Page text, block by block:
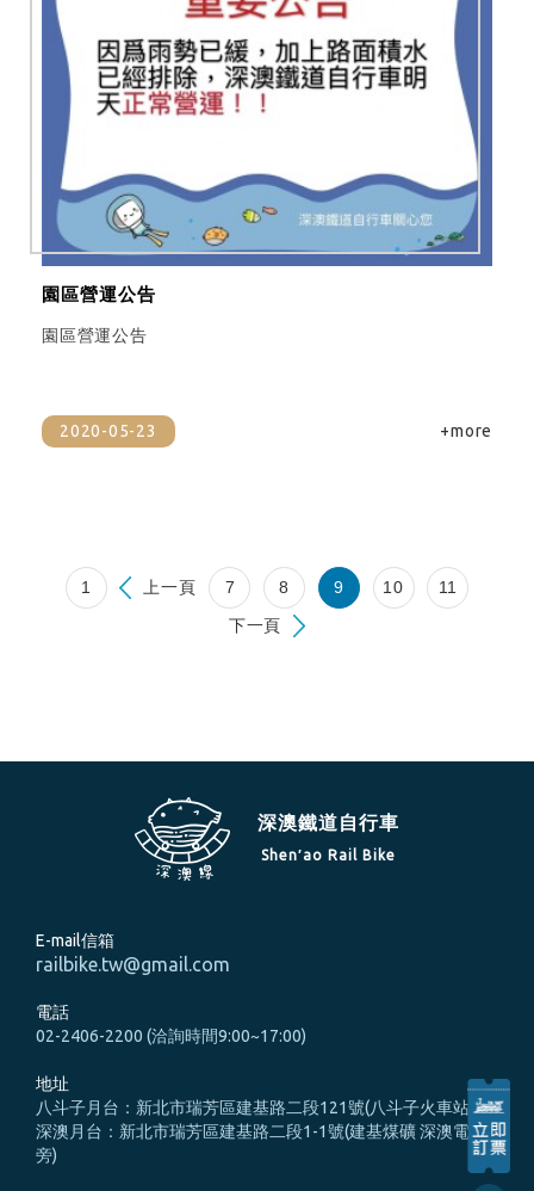
園區營運公告
園區營運公告
2020-05-23 +more
1 上一頁 7 8 9 10
11
下一頁
深澳鐵道自行車
Shen′ao Rail Bike
E-mail信箱
railbike.tw@gmail.com
電話
02-2406-2200 (洽詢時間9:00~17:00)
地址
八斗子月台：新北市瑞芳區建基路二段121號(八斗子火車站旁)
深澳月台：新北市瑞芳區建基路二段1-1號(建基煤礦 深澳電廠
旁)